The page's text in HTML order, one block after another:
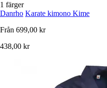
1 färger
Danrho Karate kimono Kime
Från 699,00 kr
438,00 kr